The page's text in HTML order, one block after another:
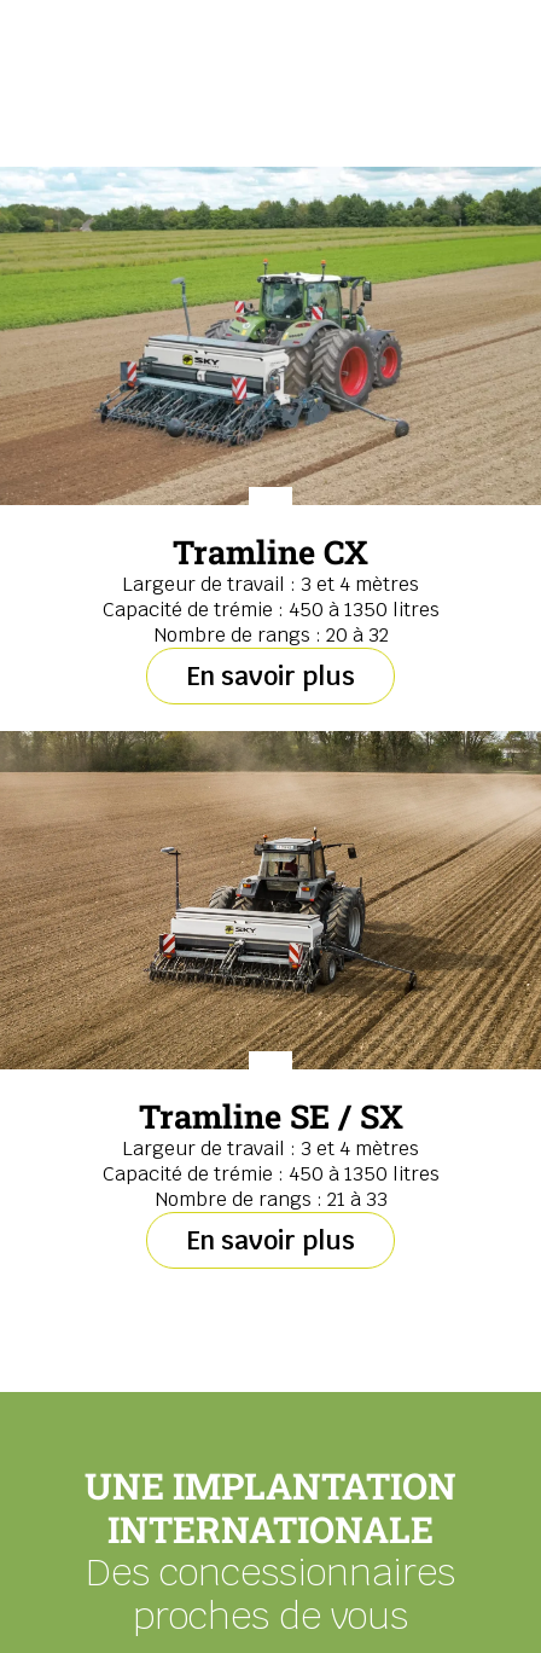
Tramline CX
Largeur de travail : 3 et 4 mètres
Capacité de trémie : 450 à 1350 litres
Nombre de rangs : 20 à 32
En savoir plus
Tramline SE / SX
Largeur de travail : 3 et 4 mètres
Capacité de trémie : 450 à 1350 litres
Nombre de rangs : 21 à 33
En savoir plus
UNE IMPLANTATION
INTERNATIONALE
Des concessionnaires
proches de vous